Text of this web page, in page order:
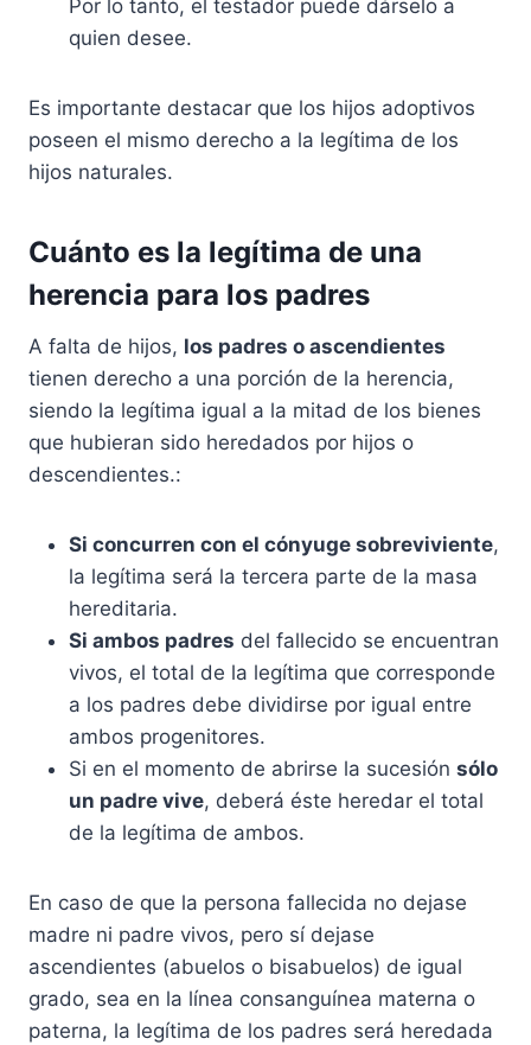
Por lo tanto, el testador puede dárselo a
quien desee.
Es importante destacar que los hijos adoptivos
poseen el mismo derecho a la legítima de los
hijos naturales.
Cuánto es la legítima de una
herencia para los padres
A falta de hijos, los padres o ascendientes
tienen derecho a una porción de la herencia,
siendo la legítima igual a la mitad de los bienes
que hubieran sido heredados por hijos o
descendientes.:
Si concurren con el cónyuge sobreviviente,
la legítima será la tercera parte de la masa
hereditaria.
Si ambos padres del fallecido se encuentran
vivos, el total de la legítima que corresponde
a los padres debe dividirse por igual entre
ambos progenitores.
Si en el momento de abrirse la sucesión sólo
un padre vive, deberá éste heredar el total
de la legítima de ambos.
En caso de que la persona fallecida no dejase
madre ni padre vivos, pero sí dejase
ascendientes (abuelos o bisabuelos) de igual
grado, sea en la línea consanguínea materna o
paterna, la legítima de los padres será heredada